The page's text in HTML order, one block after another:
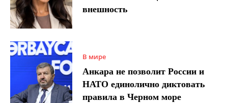
внешность
В мире
Анкара не позволит России и
НАТО единолично диктовать
правила в Черном море